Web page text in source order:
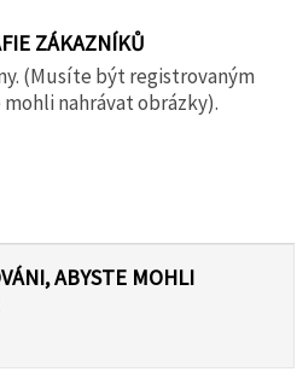
ZÁKAZNÍKŮ
(Musíte být registrovaným
nahrávat obrázky).
ABYSTE MOHLI